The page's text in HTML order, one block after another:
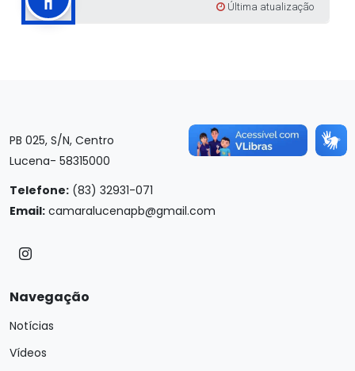
PB 025, S/N, Centro
Lucena- 58315000
Telefone: (83) 32931-071
Email: camaralucenapb@gmail.com
Navegação
Notícias
Vídeos